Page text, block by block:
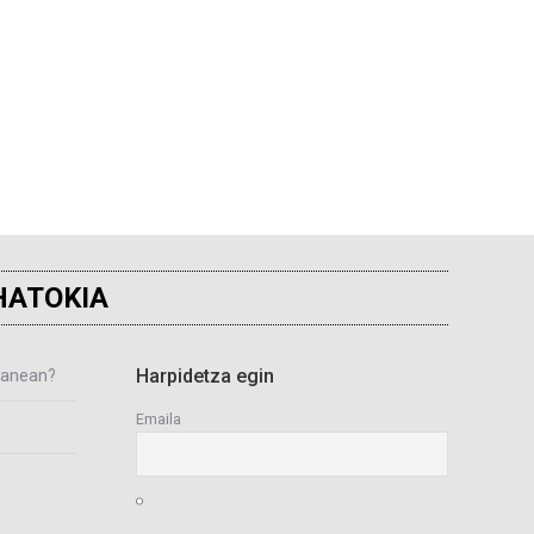
Harpidetza egin
Emaila